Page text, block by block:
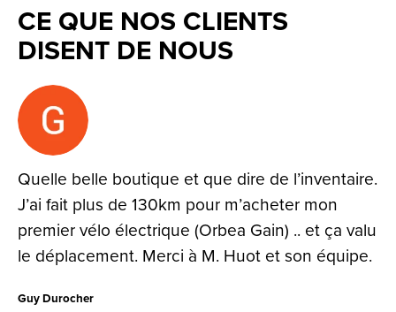
CE QUE NOS CLIENTS
DISENT DE NOUS
Testimonial items
Quelle belle boutique et que dire de l’inventaire.
J’ai fait plus de 130km pour m’acheter mon
premier vélo électrique (Orbea Gain) .. et ça valu
le déplacement. Merci à M. Huot et son équipe.
Guy Durocher